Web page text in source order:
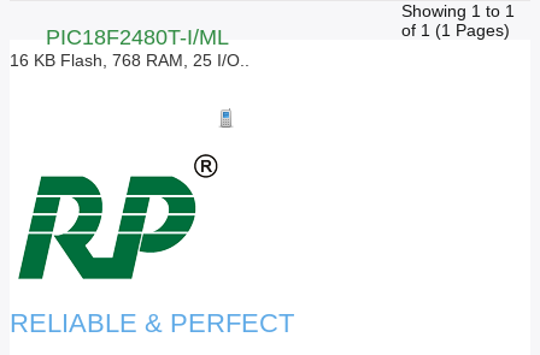
PIC18F2480T-I/ML
16 KB Flash, 768 RAM, 25 I/O..
Showing 1 to 1
of 1 (1 Pages)
RELIABLE & PERFECT